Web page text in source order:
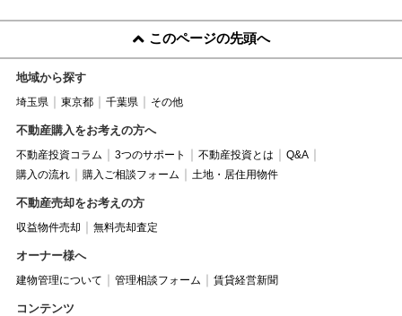
このページの先頭へ
地域から探す
埼玉県 東京都 千葉県 その他
不動産購入をお考えの方へ
不動産投資コラム 3つのサポート 不動産投資とは
Q&A
購入の流れ
購入ご相談フォーム 土地・居住用物件
不動産売却をお考えの方
収益物件売却 無料売却査定
オーナー様へ
建物管理について 管理相談フォーム 賃貸経営新聞
コンテンツ